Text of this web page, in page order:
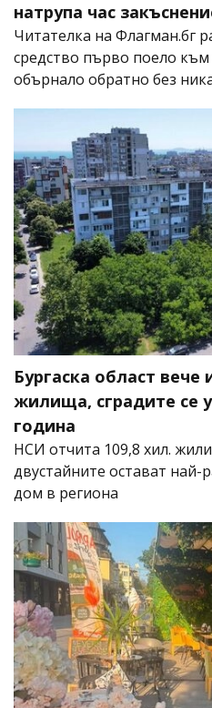
натрупа час
Читателка на Флагман.бг
средство първо поело
обърнало обратно без
Бургаска област вече
жилища, сградите се
година
НСИ отчита 109,8 хил.
двустайните остават най-
дом в региона